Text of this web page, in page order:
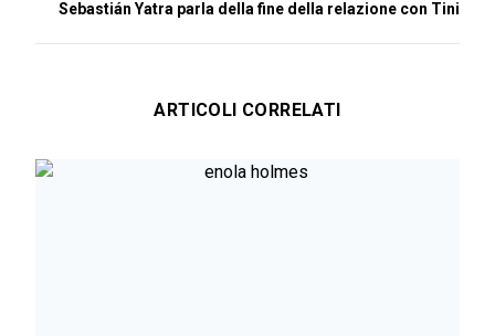
Sebastián Yatra parla della fine della relazione con Tini
ARTICOLI CORRELATI